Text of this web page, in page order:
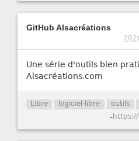
GitHub Alsacréations
Une série d'outils bien
Alsacréations.com
Libre logiciel-libre outils
-